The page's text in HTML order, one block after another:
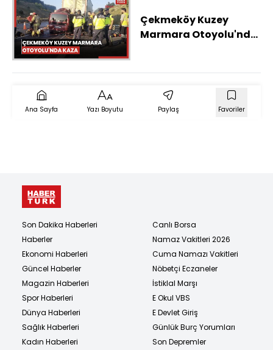
Çekmeköy Kuzey
Marmara Otoyolu'nda
Ana Sayfa Yazı Boyutu Paylaş Favoriler
Son Dakika Haberleri
Haberler
Ekonomi Haberleri
Güncel Haberler
Magazin Haberleri
Spor Haberleri
Dünya Haberleri
Sağlık Haberleri
Kadın Haberleri
Canlı Borsa
Namaz Vakitleri 2026
Cuma Namazı Vakitleri
Nöbetçi Eczaneler
İstiklal Marşı
E Okul VBS
E Devlet Giriş
Günlük Burç Yorumları
Son Depremler